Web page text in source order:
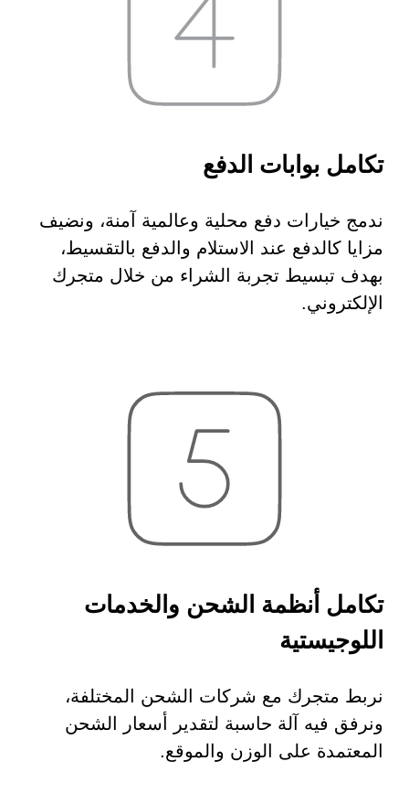
تكامل بوابات الدفع
ندمج خيارات دفع محلية وعالمية آمنة، ونضيف
مزايا كالدفع عند الاستلام والدفع بالتقسيط،
بهدف تبسيط تجربة الشراء من خلال متجرك
الإلكتروني.
تكامل أنظمة الشحن والخدمات
اللوجيستية
نربط متجرك مع شركات الشحن المختلفة،
ونرفق فيه آلة حاسبة لتقدير أسعار الشحن
المعتمدة على الوزن والموقع.